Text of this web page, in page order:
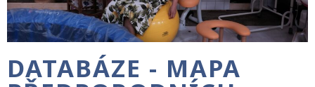
DATABÁZE - MAPA